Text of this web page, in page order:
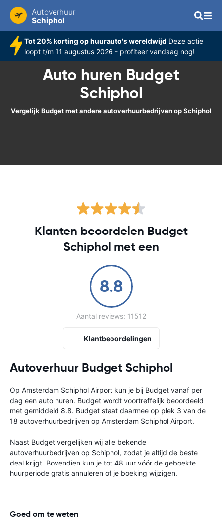
Autoverhuur
Schiphol
Tot 20% korting op huurauto's wereldwijd Deze actie
loopt t/m 11 augustus 2026 - profiteer vandaag nog!
Auto huren Budget
Schiphol
Vergelijk Budget met andere autoverhuurbedrijven op Schiphol
Autoverhuur Budget Schiphol
Op Amsterdam Schiphol Airport kun je bij Budget vanaf per
dag een auto huren. Budget wordt voortreffelijk beoordeeld
met gemiddeld 8.8. Budget staat daarmee op plek 3 van de
18 autoverhuurbedrijven op Amsterdam Schiphol Airport.
Naast Budget vergelijken wij alle bekende
autoverhuurbedrijven op Schiphol, zodat je altijd de beste
deal krijgt. Bovendien kun je tot 48 uur vóór de geboekte
huurperiode gratis annuleren of je boeking wijzigen.
Goed om te weten
Klanten beoordelen Budget
Schiphol met een
8.8
Aantal reviews: 11512
Klantbeoordelingen